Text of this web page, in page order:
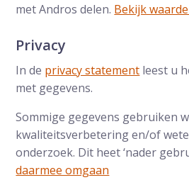
met Andros delen. Bekijk
Privacy
In de privacy statement leest u
met gegevens.
Sommige gegevens gebruiken
kwaliteitsverbetering en/of
onderzoek. Dit heet ‘nader
daarmee omgaan